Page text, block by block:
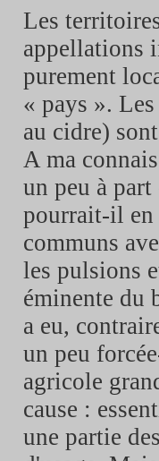
Les
appellations
purement
« pays ».
au cidre)
A ma
un peu à
pourrait-il en
communs
les pulsions
éminente du
a eu,
un peu
agricole
cause :
une partie